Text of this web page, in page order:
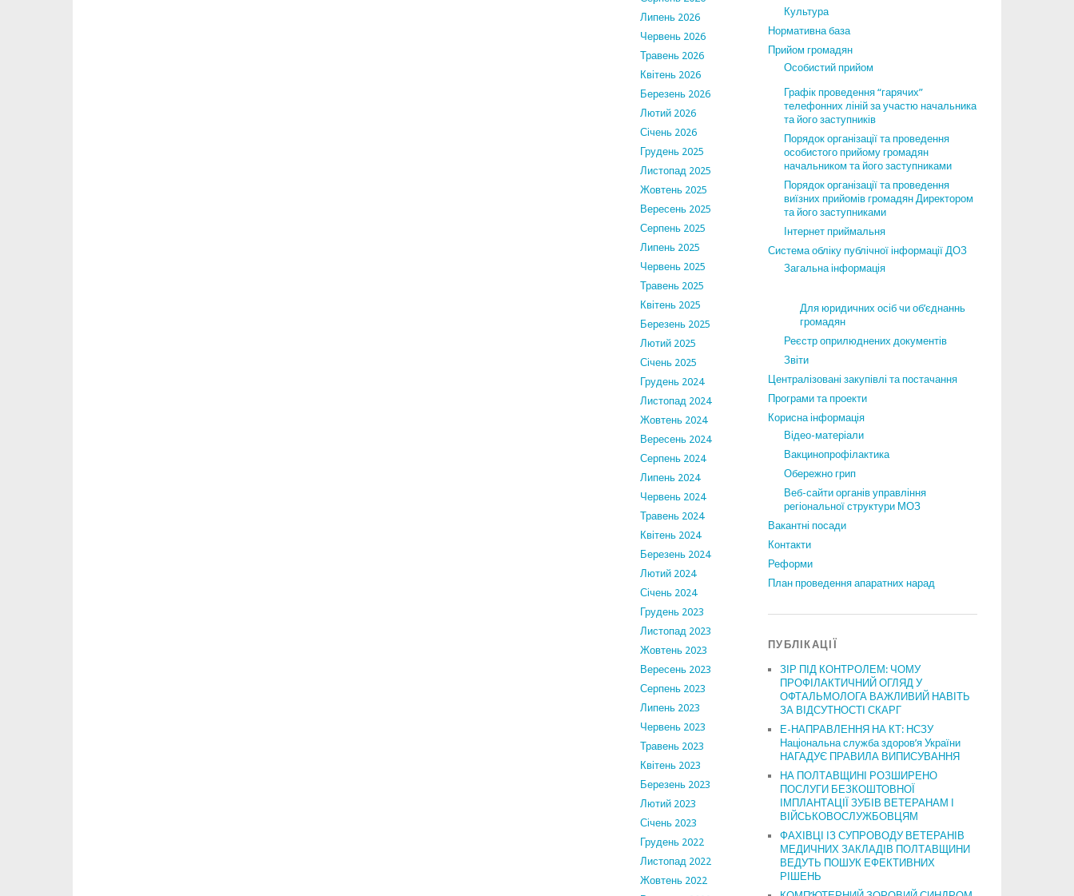
Липень 2026
Червень 2026
Травень 2026
Квітень 2026
Березень 2026
Лютий 2026
Січень 2026
Грудень 2025
Листопад 2025
Жовтень 2025
Вересень 2025
Серпень 2025
Липень 2025
Червень 2025
Травень 2025
Квітень 2025
Березень 2025
Лютий 2025
Січень 2025
Грудень 2024
Листопад 2024
Жовтень 2024
Вересень 2024
Серпень 2024
Липень 2024
Червень 2024
Травень 2024
Квітень 2024
Березень 2024
Лютий 2024
Січень 2024
Грудень 2023
Листопад 2023
Жовтень 2023
Вересень 2023
Серпень 2023
Липень 2023
Червень 2023
Травень 2023
Квітень 2023
Березень 2023
Лютий 2023
Січень 2023
Грудень 2022
Листопад 2022
Жовтень 2022
Культура
Нормативна база
Прийом громадян
Особистий прийом
Графік проведення “гарячих”
телефонних ліній за участю начальника
та його заступників
Порядок організації та проведення
особистого прийому громадян
начальником та його заступниками
Порядок організації та проведення
виїзних прийомів громадян Директором
та його заступниками
Інтернет приймальня
Система обліку публічної інформації ДОЗ
Загальна інформація
Для юридичних осіб чи об’єднаннь
громадян
Реєстр оприлюднених документів
Звіти
Централізовані закупівлі та постачання
Програми та проекти
Корисна інформація
Відео-матеріали
Вакцинопрофілактика
Обережно грип
Веб-сайти органів управління
регіональної структури МОЗ
Вакантні посади
Контакти
Реформи
План проведення апаратних нарад
ПУБЛІКАЦІЇ
ЗІР ПІД КОНТРОЛЕМ: ЧОМУ
ПРОФІЛАКТИЧНИЙ ОГЛЯД У
ОФТАЛЬМОЛОГА ВАЖЛИВИЙ НАВІТЬ
ЗА ВІДСУТНОСТІ СКАРГ
Е-НАПРАВЛЕННЯ НА КТ: НСЗУ
Національна служба здоров’я України
НАГАДУЄ ПРАВИЛА ВИПИСУВАННЯ
НА ПОЛТАВЩИНІ РОЗШИРЕНО
ПОСЛУГИ БЕЗКОШТОВНОЇ
ІМПЛАНТАЦІЇ ЗУБІВ ВЕТЕРАНАМ І
ВІЙСЬКОВОСЛУЖБОВЦЯМ
ФАХІВЦІ ІЗ СУПРОВОДУ ВЕТЕРАНІВ
МЕДИЧНИХ ЗАКЛАДІВ ПОЛТАВЩИНИ
ВЕДУТЬ ПОШУК ЕФЕКТИВНИХ
РІШЕНЬ